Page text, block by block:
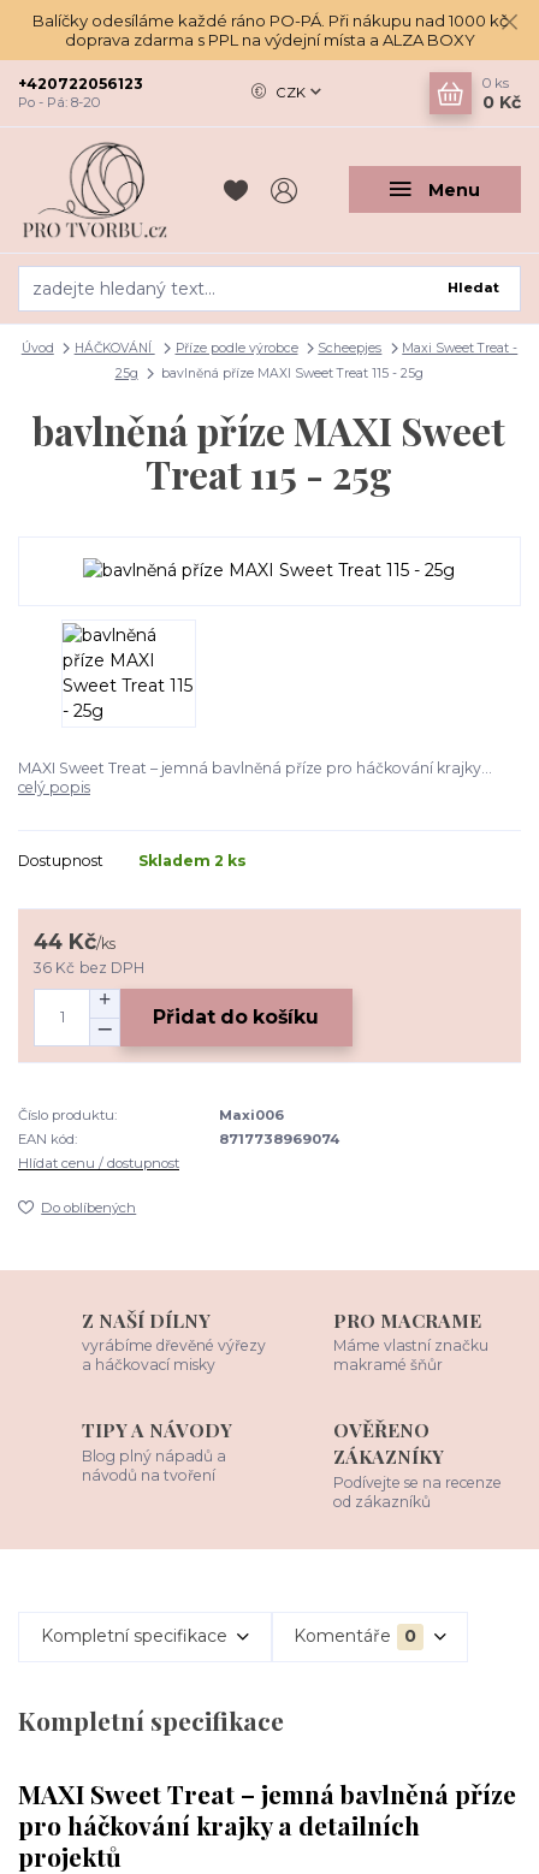
Balíčky odesíláme každé ráno PO-PÁ. Při nákupu nad 1000 kč
doprava zdarma s PPL na výdejní místa a ALZA BOXY
Menu
CZK
Hledat
+420722056123
Po - Pá: 8-20
0 ks
0 Kč
Úvod HÁČKOVÁNÍ Příze podle výrobce Scheepjes
Maxi Sweet Treat -
25g
bavlněná příze MAXI Sweet Treat 115 - 25g
bavlněná příze MAXI Sweet
Treat 115 - 25g
MAXI Sweet Treat – jemná bavlněná příze pro háčkování krajky...
celý popis
Dostupnost Skladem 2 ks
44 Kč/ks
36 Kč bez DPH
Přidat do košíku
Číslo produktu:
Maxi006
EAN kód:
8717738969074
Hlídat cenu / dostupnost
Do oblíbených
Z NAŠÍ DÍLNY
vyrábíme dřevěné výřezy
a háčkovací misky
PRO MACRAME
Máme vlastní značku
makramé šňůr
TIPY A NÁVODY
Blog plný nápadů a
návodů na tvoření
OVĚŘENO
ZÁKAZNÍKY
Podívejte se na recenze
od zákazníků
Kompletní specifikace Komentáře 0
Kompletní specifikace
MAXI Sweet Treat – jemná bavlněná příze
pro háčkování krajky a detailních
projektů